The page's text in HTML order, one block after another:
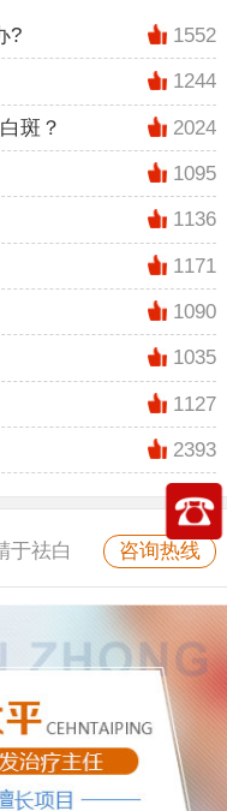
1552
?
1244
2024
斑？
1095
1136
1171
1090
1035
1127
2393
咨询热线
于祛白